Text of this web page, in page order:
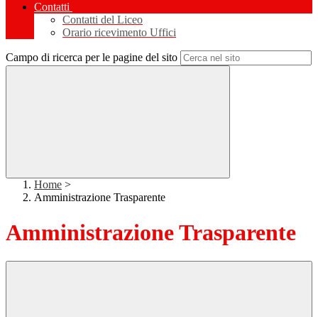
Contatti
Contatti del Liceo
Orario ricevimento Uffici
Campo di ricerca per le pagine del sito
Home >
Amministrazione Trasparente
Amministrazione Trasparente